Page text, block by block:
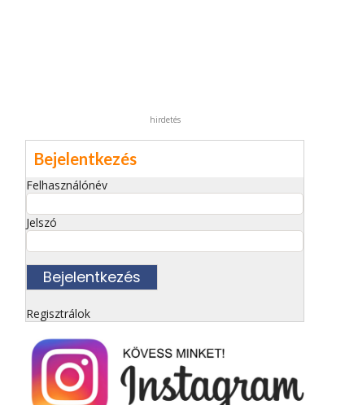
hirdetés
Bejelentkezés
Felhasználónév
Jelszó
Regisztrálok